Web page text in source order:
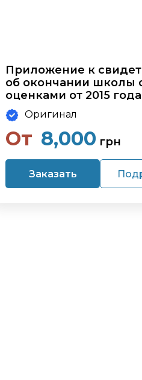
Приложение к
об окончании школы
оценками от 2015 года
Оригинал
От 8,000 грн
Заказать